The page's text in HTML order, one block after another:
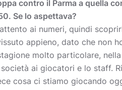
contro il Parma a quella
Se lo aspettava?
ai numeri, quindi
appieno, dato che non
molto particolare,
ai giocatori e lo staff.
cosa ci stiamo giocando